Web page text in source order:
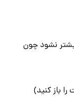
اما بیشتر نشود چون
باز کنید)